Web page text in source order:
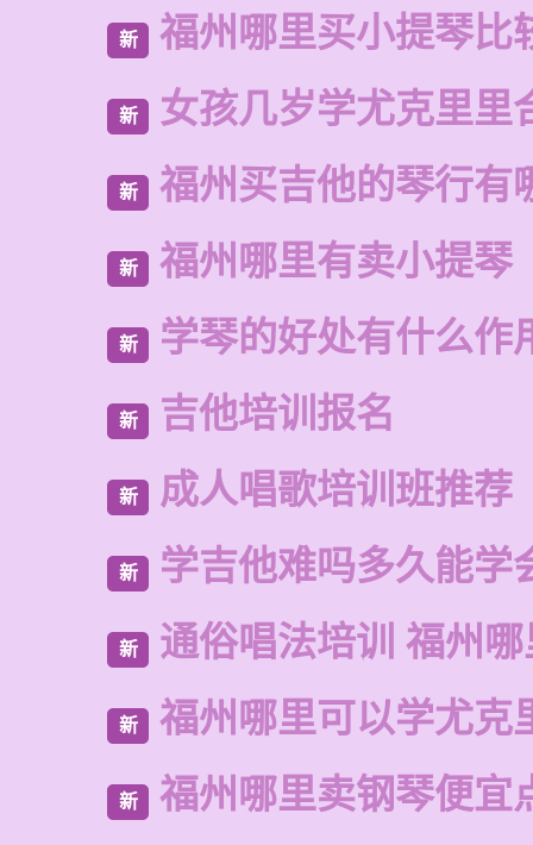
新 福州哪里买小提琴比
新 女孩几岁学尤克里里
新 福州买吉他的琴行有
新 福州哪里有卖小提琴
新 学琴的好处有什么作
新 吉他培训报名
新 成人唱歌培训班推荐
新 学吉他难吗多久能学
新 通俗唱法培训 福州
新 福州哪里可以学尤克
新 福州哪里卖钢琴便宜